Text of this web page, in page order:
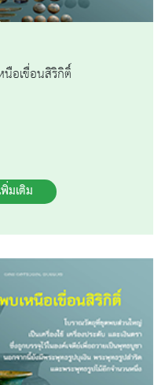
อเขื่อนสิริกิติ์
มเติม